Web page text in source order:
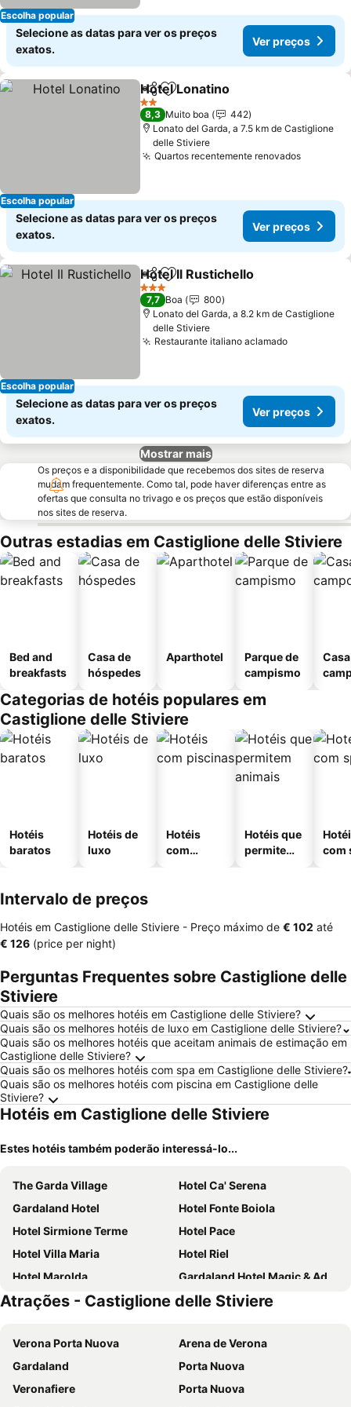
Escolha popular
Selecione as datas para ver os preços
exatos.
Ver preços
Escolha popular
PartilharAdicionar aos favoritos
Hotel Lonatino
2 Estrelas
8,3 Muito boa
442
Lonato del Garda, a 7.5 km de Castiglione
delle Stiviere
Quartos recentemente renovados
Selecione as datas para ver os preços
exatos.
Ver preços
Escolha popular
PartilharAdicionar aos favoritos
Hotel Il Rustichello
3 Estrelas
7,7 Boa
800
Lonato del Garda, a 8.2 km de Castiglione
delle Stiviere
Restaurante italiano aclamado
Selecione as datas para ver os preços
exatos.
Ver preços
Mostrar mais
Os preços e a disponibilidade que recebemos dos sites de reserva
mudam frequentemente. Como tal, pode haver diferenças entre as
ofertas que consulta no trivago e os preços que estão disponíveis
nos sites de reserva.
Outras estadias em Castiglione delle Stiviere
Bed and
breakfasts
Casa de
hóspedes
Aparthotel
Parque de
campismo
Categorias de hotéis populares em
Castiglione delle Stiviere
Hotéis
baratos
Hotéis de
luxo
Hotéis
com
Hotéis que
permitem
com
Intervalo de preços
Hotéis em Castiglione delle Stiviere - Preço máximo de ‎€ 102 até
‎€ 126 (price per night)
Perguntas Frequentes sobre Castiglione delle
Stiviere
Quais são os melhores hotéis em Castiglione delle Stiviere?
Quais são os melhores hotéis de luxo em Castiglione delle Stiviere?
Quais são os melhores hotéis que aceitam animais de estimação em
Castiglione delle Stiviere?
Quais são os melhores hotéis com spa em Castiglione delle Stiviere?
Quais são os melhores hotéis com piscina em Castiglione delle
Stiviere?
Hotéis em Castiglione delle Stiviere
Estes hotéis também poderão interessá-lo...
The Garda Village
Hotel Ca' Serena
Gardaland Hotel
Hotel Fonte Boiola
Hotel Sirmione Terme
Hotel Pace
Hotel Villa Maria
Hotel Riel
Hotel Marolda
Gardaland Hotel Magic & Adventure
Palace Hotel Desenzano
Hotel Riviera
Hotel Smeraldo
Hotel Broglia
Hotel Europa
Aiden by Best Western JHD Dunant Hotel
Hotel Benaco
Hotel Residence Holiday
Atrações - Castiglione delle Stiviere
Verona Porta Nuova
Arena de Verona
Gardaland
Porta Nuova
Veronafiere
Porta Nuova